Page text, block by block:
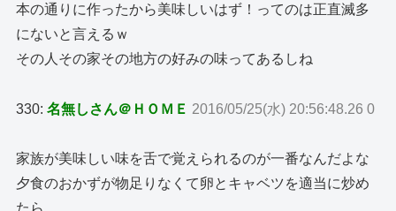
本の通りに作ったから美味しいはず！ってのは正直滅多
にないと言えるｗ
その人その家その地方の好みの味ってあるしね
330:名無しさん＠ＨＯＭＥ 2016/05/25(水) 20:56:48.26 0
家族が美味しい味を舌で覚えられるのが一番なんだよな
夕食のおかずが物足りなくて卵とキャベツを適当に炒め